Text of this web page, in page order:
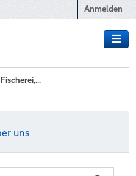
Anmelden
uns